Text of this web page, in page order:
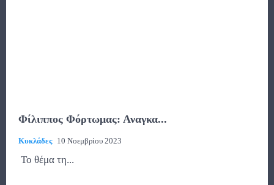
Φίλιππος Φόρτωμας: Αναγκα...
Κυκλάδες 10 Νοεμβρίου 2023
Το θέμα τη...